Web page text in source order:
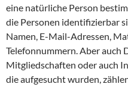
eine natürliche Person
die Personen identifizierbar
Namen, E-Mail-Adressen,
Telefonnummern. Aber auch
Mitgliedschaften oder auch
die aufgesucht wurden,